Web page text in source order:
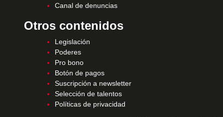
Canal de denuncias
Otros contenidos
Legislación
Poderes
Pro bono
Botón de pagos
Suscripción a newsletter
Selección de talentos
Políticas de privacidad